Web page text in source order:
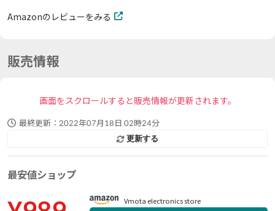
Amazonのレビューをみる
販売情報
画面をスクロールすると販売情報が更新されます。
最終更新： 2022年07月18日 02時24分
更新する
最安値ショップ
Vmota electronics store